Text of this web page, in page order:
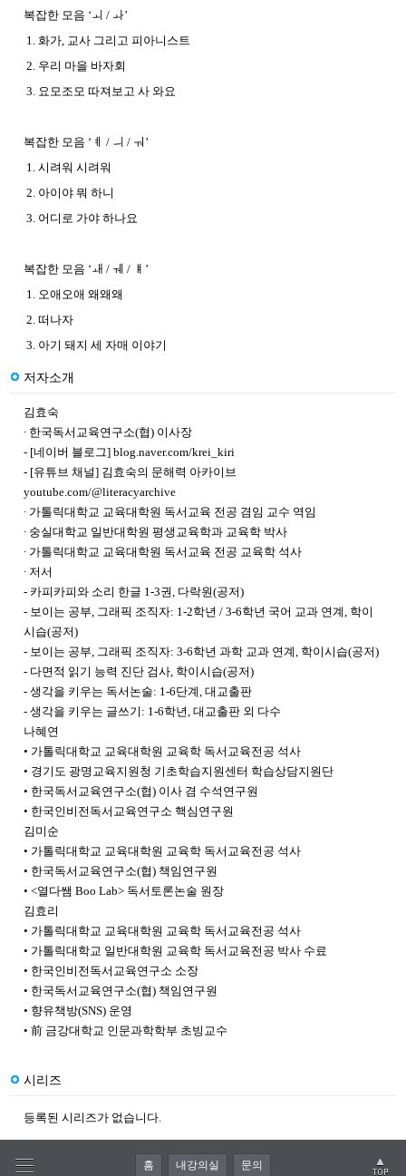
복잡한 모음 ‘ㅚ / ㅘ’
1. 화가, 교사 그리고 피아니스트
2. 우리 마을 바자회
3. 요모조모 따져보고 사 와요
복잡한 모음 ‘ㅖ / ㅢ / ㅝ’
1. 시려워 시려워
2. 아이야 뭐 하니
3. 어디로 가야 하나요
복잡한 모음 ‘ㅙ / ㅞ / ㅒ’
1. 오애오애 왜왜왜
2. 떠나자
3. 아기 돼지 세 자매 이야기
저자소개
김효숙
∙ 한국독서교육연구소(협) 이사장
- [네이버 블로그] blog.naver.com/krei_kiri
- [유튜브 채널] 김효숙의 문해력 아카이브
youtube.com/@literacyarchive
∙ 가톨릭대학교 교육대학원 독서교육 전공 겸임 교수 역임
∙ 숭실대학교 일반대학원 평생교육학과 교육학 박사
∙ 가톨릭대학교 교육대학원 독서교육 전공 교육학 석사
∙ 저서
- 카피카피와 소리 한글 1-3권, 다락원(공저)
- 보이는 공부, 그래픽 조직자: 1-2학년 / 3-6학년 국어 교과 연계, 학이
시습(공저)
- 보이는 공부, 그래픽 조직자: 3-6학년 과학 교과 연계, 학이시습(공저)
- 다면적 읽기 능력 진단 검사, 학이시습(공저)
- 생각을 키우는 독서논술: 1-6단계, 대교출판
- 생각을 키우는 글쓰기: 1-6학년, 대교출판 외 다수
나혜연
• 가톨릭대학교 교육대학원 교육학 독서교육전공 석사
• 경기도 광명교육지원청 기초학습지원센터 학습상담지원단
• 한국독서교육연구소(협) 이사 겸 수석연구원
• 한국인비전독서교육연구소 핵심연구원
김미순
• 가톨릭대학교 교육대학원 교육학 독서교육전공 석사
• 한국독서교육연구소(협) 책임연구원
• <열다쌤 Boo Lab> 독서토론논술 원장
김효리
• 가톨릭대학교 교육대학원 교육학 독서교육전공 석사
• 가톨릭대학교 일반대학원 교육학 독서교육전공 박사 수료
• 한국인비전독서교육연구소 소장
• 한국독서교육연구소(협) 책임연구원
• 향유책방(SNS) 운영
• 前 금강대학교 인문과학학부 초빙교수
시리즈
등록된 시리즈가 없습니다.
홈 내강의실 문의